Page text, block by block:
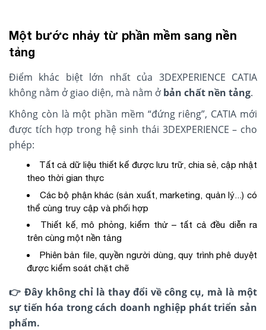
Một bước nhảy từ phần mềm sang nền
tảng
Điểm khác biệt lớn nhất của 3DEXPERIENCE CATIA
không nằm ở giao diện, mà nằm ở bản chất nền tảng.
Không còn là một phần mềm “đứng riêng”, CATIA mới
được tích hợp trong hệ sinh thái 3DEXPERIENCE – cho
phép:
Tất cả dữ liệu thiết kế được lưu trữ, chia sẻ, cập nhật
theo thời gian thực
Các bộ phận khác (sản xuất, marketing, quản lý...) có
thể cùng truy cập và phối hợp
Thiết kế, mô phỏng, kiểm thử – tất cả đều diễn ra
trên cùng một nền tảng
Phiên bản file, quyền người dùng, quy trình phê duyệt
được kiểm soát chặt chẽ
👉 Đây không chỉ là thay đổi về công cụ, mà là một
sự tiến hóa trong cách doanh nghiệp phát triển sản
phẩm.